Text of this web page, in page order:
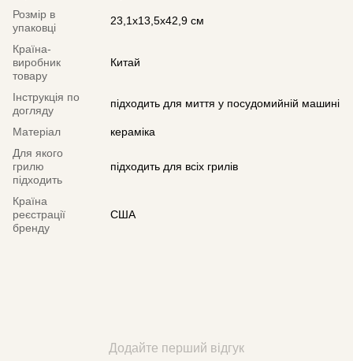
Розмір в
упаковці
23,1x13,5x42,9 см
Країна-
виробник
товару
Китай
Інструкція по
догляду
підходить для миття у посудомийній машині
Матеріал
кераміка
Для якого
грилю
підходить
підходить для всіх грилів
Країна
реєстрації
бренду
США
Додайте перший відгук